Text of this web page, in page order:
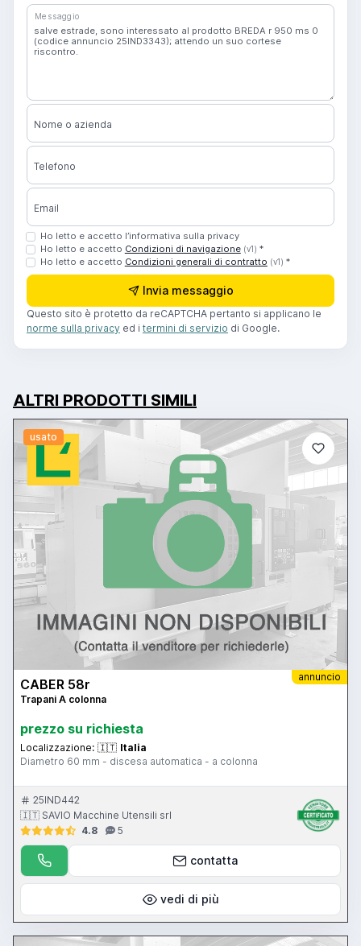
Messaggio
Nome o azienda
Telefono
Email
Ho letto e accetto l’informativa sulla privacy
Ho letto e accetto Condizioni di navigazione (v1) *
Ho letto e accetto Condizioni generali di contratto (v1) *
Invia messaggio
Questo sito è protetto da reCAPTCHA pertanto si applicano le
norme sulla privacy ed i termini di servizio di Google.
ALTRI PRODOTTI SIMILI
usato
annuncio
CABER 58r
Trapani A colonna
prezzo su richiesta
Localizzazione: 🇮🇹 Italia
Diametro 60 mm - discesa automatica - a colonna
25IND442
🇮🇹 SAVIO Macchine Utensili srl
4.8
5
contatta
vedi di più